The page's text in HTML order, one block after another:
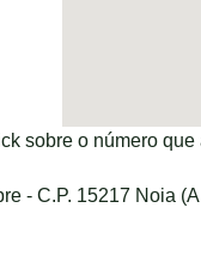
sobre o número
- C.P. 15217 Noia